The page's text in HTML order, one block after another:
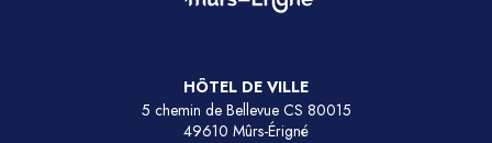
HÔTEL DE VILLE
5 chemin de Bellevue CS 80015
49610 Mûrs-Érigné